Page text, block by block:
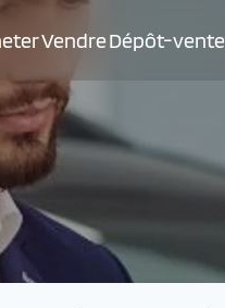
VendreDépôt-vente